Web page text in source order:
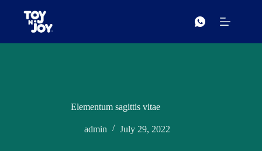
Elementum sagittis vitae
admin July 29, 2022